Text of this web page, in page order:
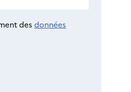
des données